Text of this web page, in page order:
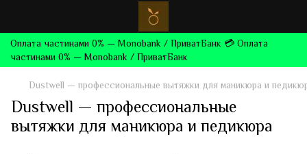
Оплата частинами 0% — Monobank / ПриватБанк 💳 Оплата
частинами 0% — Monobank / ПриватБанк
Dustwell — профессиональные вытяжки для маникюра и
Dustwell — профессиональные
вытяжки для маникюра и педикюра